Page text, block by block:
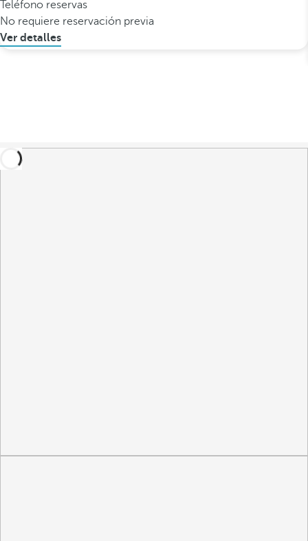
Teléfono reservas
No requiere reservación previa
Ver detalles